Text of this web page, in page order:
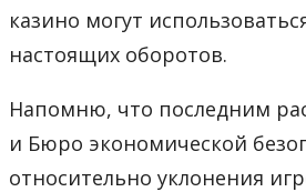
казино могут
настоящих оборотов.
Напомню, что последним
и Бюро экономической
относительно уклонения